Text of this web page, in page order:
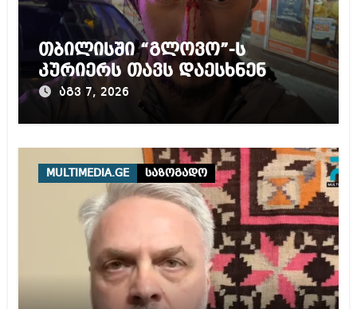
თბილისში “გლოვო”-ს
კურიერს თავს დაესხნენ
აგვ 7, 2026
MULTIMEDIA.GE საზოგადო